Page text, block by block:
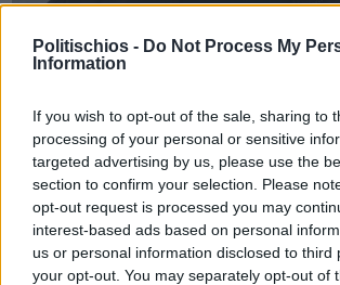
Politischios - Do Not Process My
Information
If you wish to opt-out of the sale, sharing to
processing of your personal or sensitive
targeted advertising by us, please use the
section to confirm your selection. Please
opt-out request is processed you may
interest-based ads based on personal
us or personal information disclosed to third
your opt-out. You may separately opt-out of
και ανακύκλωση (ΒΙΝΤΕΟ)